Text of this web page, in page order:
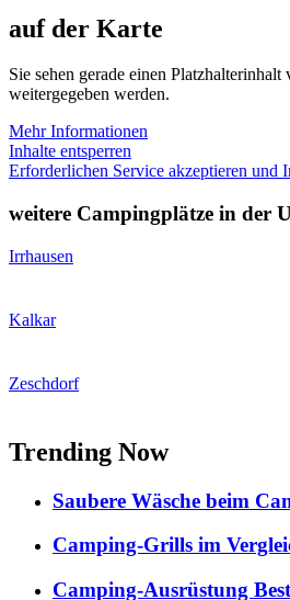
auf der Karte
Sie sehen gerade einen Platzhalterinhalt
weitergegeben werden.
Mehr Informationen
Inhalte entsperren
Erforderlichen Service akzeptieren und
weitere Campingplätze in der
Irrhausen
Kalkar
Zeschdorf
Trending Now
Saubere Wäsche beim
Camping-Grills im
Camping-Ausrüstung